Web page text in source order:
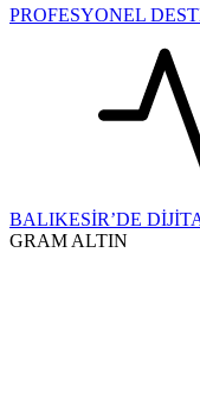
PROFESYONEL
BALIKESİR’DE
GRAM ALTIN